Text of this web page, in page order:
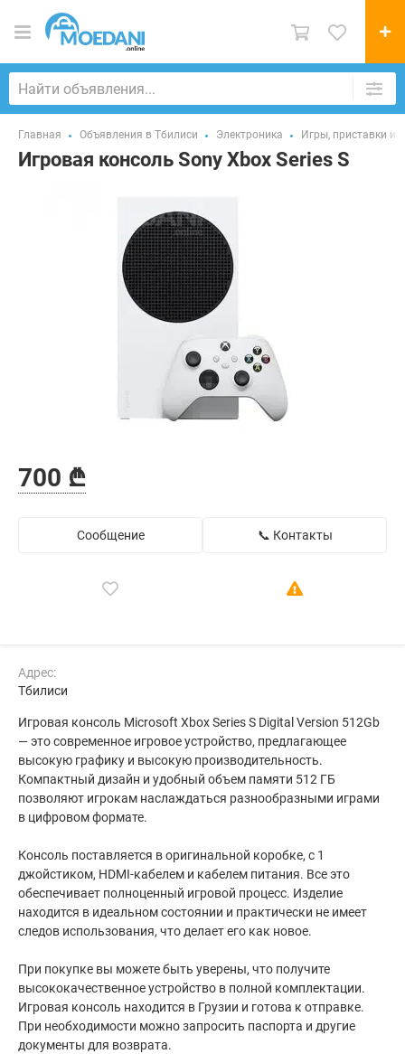
Главная Объявления в Тбилиси Электроника Игры, приставки и
Игровая консоль Sony Xbox Series S
700 ₾
Сообщение 📞 Контакты
Адрес:
Тбилиси
Игровая консоль Microsoft Xbox Series S Digital Version 512Gb
— это современное игровое устройство, предлагающее
высокую графику и высокую производительность.
Компактный дизайн и удобный объем памяти 512 ГБ
позволяют игрокам наслаждаться разнообразными играми
в цифровом формате.
Консоль поставляется в оригинальной коробке, с 1
джойстиком, HDMI-кабелем и кабелем питания. Все это
обеспечивает полноценный игровой процесс. Изделие
находится в идеальном состоянии и практически не имеет
следов использования, что делает его как новое.
При покупке вы можете быть уверены, что получите
высококачественное устройство в полной комплектации.
Игровая консоль находится в Грузии и готова к отправке.
При необходимости можно запросить паспорта и другие
документы для возврата.